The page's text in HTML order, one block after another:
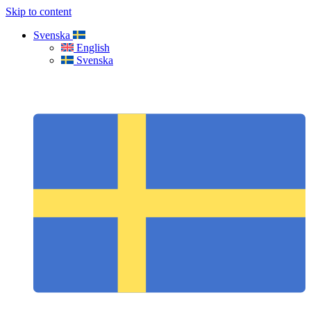
Skip to content
Svenska
English
Svenska